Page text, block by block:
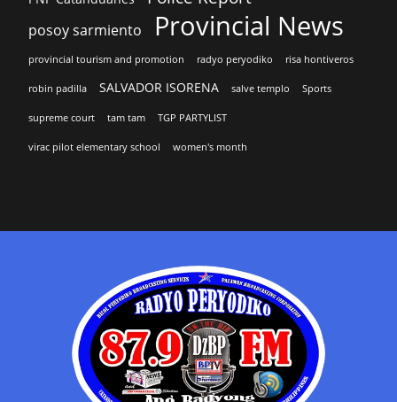
posoy sarmiento Provincial News
provincial tourism and promotion radyo peryodiko risa hontiveros
robin padilla SALVADOR ISORENA salve templo Sports
supreme court tam tam TGP PARTYLIST
virac pilot elementary school women's month